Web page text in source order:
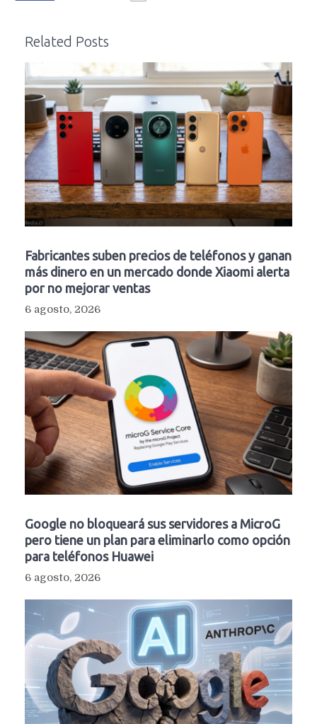
Related Posts
Fabricantes suben precios de teléfonos y ganan
más dinero en un mercado donde Xiaomi alerta
por no mejorar ventas
6 agosto, 2026
Google no bloqueará sus servidores a MicroG
pero tiene un plan para eliminarlo como opción
para teléfonos Huawei
6 agosto, 2026